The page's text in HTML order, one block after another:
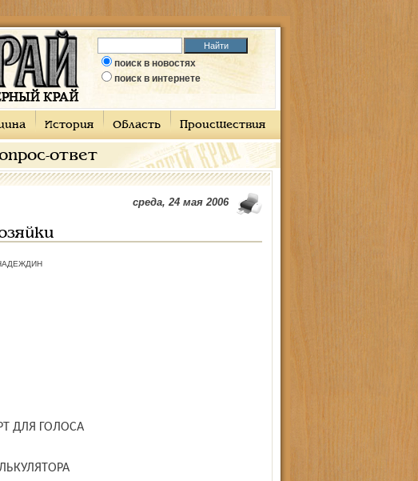
поиск в новостях
поиск в интернете
История Область Происшествия
ответ
среда, 24 мая 2006
ДЛЯ ГОЛОСА